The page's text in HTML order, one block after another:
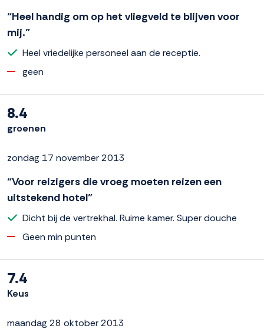
“Heel handig om op het vliegveld te blijven voor
mij.”
Heel vriedelijke personeel aan de receptie.
geen
8.4
groenen
zondag 17 november 2013
“Voor reizigers die vroeg moeten reizen een
uitstekend hotel”
Dicht bij de vertrekhal. Ruime kamer. Super douche
Geen min punten
7.4
Keus
maandag 28 oktober 2013